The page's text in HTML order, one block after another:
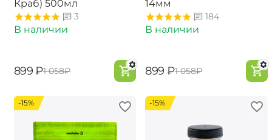
Краб) 500мл
3
В наличии
‍899‍ ₽‍1 058‍₽
14мм
184
В наличии
‍899‍ ₽‍1 058‍₽
-15% -15%